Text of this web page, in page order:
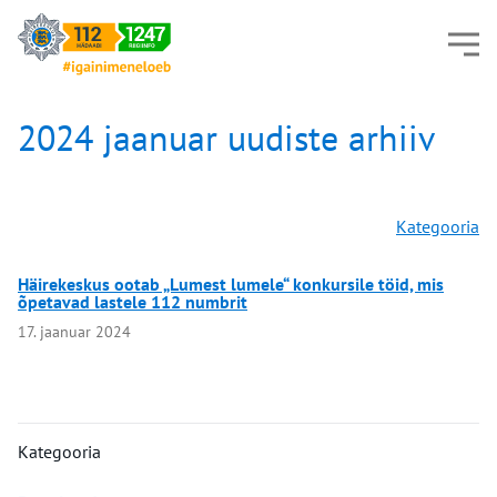
2024 jaanuar uudiste arhiiv
Kategooria
Häirekeskus ootab „Lumest lumele“ konkursile töid, mis
õpetavad lastele 112 numbrit
17. jaanuar 2024
Kategooria